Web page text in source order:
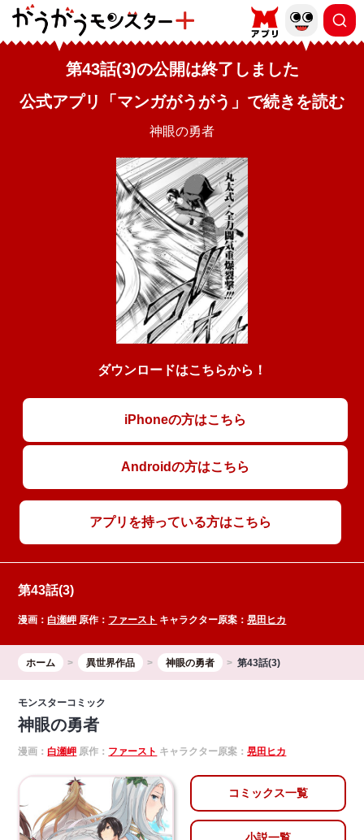
第43話(3)の公開は終了しました
公式アプリ「マンガがうがう」で続きを読む
神眼の勇者
ダウンロードはこちらから！
iPhoneの方はこちら
Androidの方はこちら
アプリを持っている方はこちら
第43話(3)
漫画：白瀬岬 原作： ファースト キャラクター原案：晃田ヒカ
ホーム 異世界作品 神眼の勇者 第43話(3)
モンスターコミック
神眼の勇者
漫画：白瀬岬 原作： ファースト キャラクター原案：晃田ヒカ
コミックス一覧